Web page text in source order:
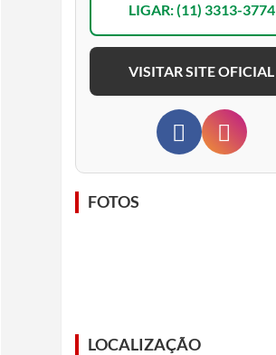
LIGAR: (11) 3313-3774
VISITAR SITE OFICIAL
FOTOS
LOCALIZAÇÃO